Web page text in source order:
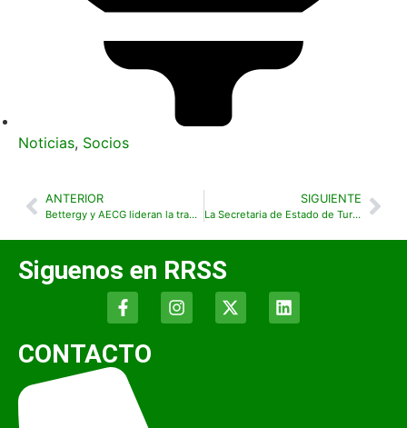
Noticias, Socios
ANTERIOR
Bettergy y AECG lideran la transformación sostenible con un nuevo sistema de Certificados de Ahorro Energético en Campos de Golf
SIGUIENTE
La Secretaria de Estado de Turismo interviene en la clausura de la Asamblea General de la Mesa del Turismo de España
Siguenos en RRSS
CONTACTO